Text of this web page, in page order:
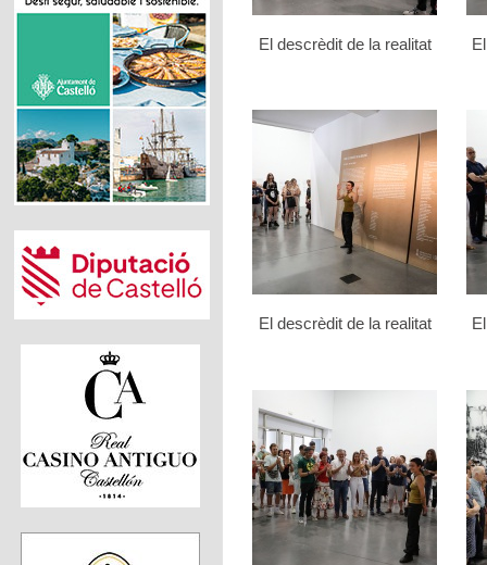
El descrèdit de la realitat
El descrèdit de la realitat